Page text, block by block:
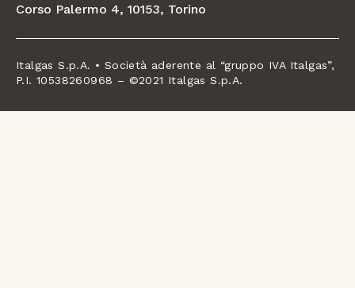
Corso Palermo 4, 10153, Torino
Italgas S.p.A. • Società aderente al “gruppo IVA Italgas”,
P.I. 10538260968 – ©2021 Italgas S.p.A.